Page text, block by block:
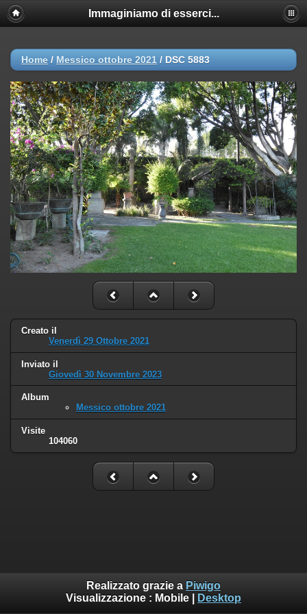
Immaginiamo di esserci...
Home / Messico ottobre 2021 / DSC 5883
Creato il
Venerdì 29 Ottobre 2021
Inviato il
Giovedì 30 Novembre 2023
Album
Messico ottobre 2021
Visite
104060
Realizzato grazie a Piwigo
Visualizzazione : Mobile Desktop